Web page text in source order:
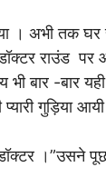
। अभी तक घर
राउंड पर
बार -बार
गुड़िया
।”उसने